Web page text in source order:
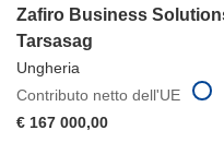
Zafiro Business
Tarsasag
Ungheria
Contributo netto dell'UE
€ 167 000,00